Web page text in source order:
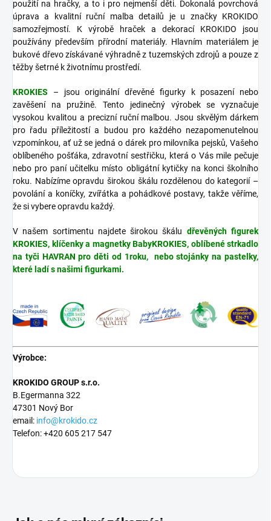
použití na hračky, a to i pro nejmenší děti. Dokonalá povrchová
úprava a kvalitní ruční malba detailů je u značky KROKIDO
samozřejmostí. K výrobě hraček a dekorací KROKIDO jsou
používány především přírodní materiály. Hlavním materiálem je
bukové dřevo získávané výhradně z tuzemských zdrojů a pouze z
těžby šetrné k životnímu prostředí.
KROKIES
– jsou originální dřevěné figurky k posazení nebo
zavěšení na pružině. Tento jedinečný výrobek se vyznačuje
vysokou kvalitou a precizní ruční malbou. Jsou skvělým dárkem
pro řadu příležitostí a budou pro každého nezapomenutelnou
vzpomínkou, ať už se jedná o dárek pro milovníka pejsků, Vašeho
oblíbeného pošťáka, zdravotní sestřičku, která o Vás mile pečuje
nebo pro paní učitelku místo obligátní kytičky na konci školního
roku. Nabízíme opravdu širokou škálu rozdělenou do kategorií –
povolání a koníčky, zvířátka a pohádkové postavy, takže věříme,
že si vybere opravdu každý.
V našem sortimentu najdete širokou škálu dřevěných figurek
KROKIES, klíčenky a magnetky BabyKROKIES, oblíbené strkadlo
na tyči HAVRAN pro děti od 1roku, nebo stojánky na pastelky,
které ladí s našimi figurkami.
Výrobce:
KROKIDO GROUP s.r.o.
B.Egermanna 322
47301 Nový Bor
email: info@krokido.cz
Telefon: +420 605 217 547